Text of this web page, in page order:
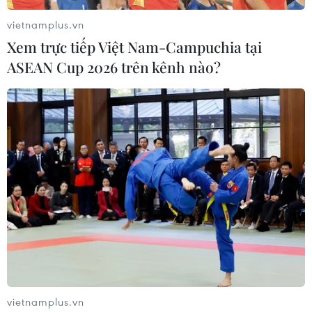
AFF Cup 2022: Việt Nam công bố danh
sách chính thức 23 tuyển thủ
21/12/2022 05:48
Hai cầu thủ phải nói lời chia tay các đồng đội là Khuất
Văn Khang và Nguyễn Hải Huy; trung vệ Bùi Tiến Dũng
sẽ gia nhập đội tuyển sau khi đội kết thúc trận đấu với
vietnamplus.vn
Xem trực tiếp Việt Nam-Campuchia tại
ASEAN Cup 2026 trên kênh nào?
vietnamplus.vn